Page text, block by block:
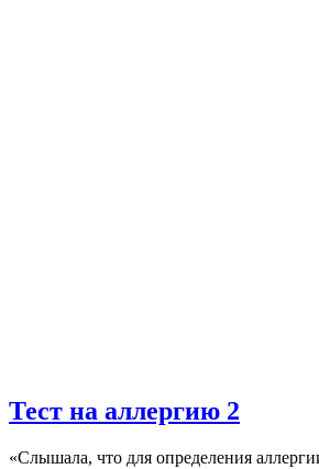
Тест на аллергию 2
«Слышала, что для определения